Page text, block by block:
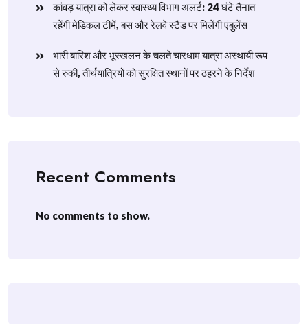
​कांवड़ यात्रा को लेकर स्वास्थ्य विभाग अलर्ट: 24 घंटे तैनात
रहेंगी मेडिकल टीमें, बस और रेलवे स्टैंड पर मिलेंगी एंबुलेंस
​भारी बारिश और भूस्खलन के चलते चारधाम यात्रा अस्थायी रूप
से रुकी, तीर्थयात्रियों को सुरक्षित स्थानों पर ठहरने के निर्देश
Recent Comments
No comments to show.